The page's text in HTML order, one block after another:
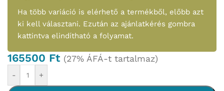
Ha több variáció is elérhető a termékből, előbb azt
ki kell választani. Ezután az ajánlatkérés gombra
kattintva elindítható a folyamat.
165500 Ft (27% ÁFÁ-t tartalmaz)
- +